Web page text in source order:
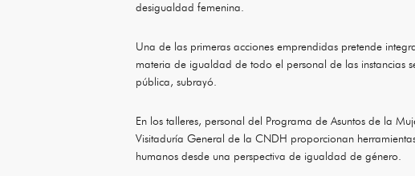
desigualdad femenina.
Una de las primeras acciones emprendidas pretende
materia de igualdad de todo el personal de las instancias
pública, subrayó.
En los talleres, personal del Programa de Asuntos de la
Visitaduría General de la CNDH proporcionan
humanos desde una perspectiva de igualdad de género.